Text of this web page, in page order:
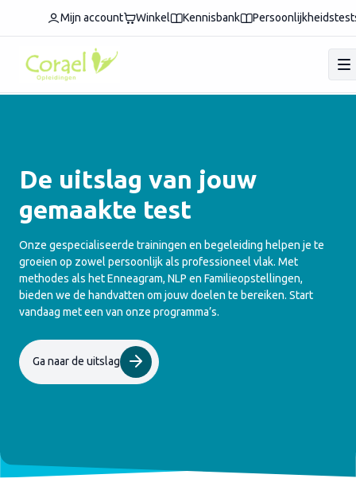
Mijn account Winkel Kennisbank
De uitslag van jouw
gemaakte test
Onze gespecialiseerde trainingen en begeleiding helpen je te
groeien op zowel persoonlijk als professioneel vlak. Met
methodes als het Enneagram, NLP en Familieopstellingen,
bieden we de handvatten om jouw doelen te bereiken. Start
vandaag met een van onze programma’s.
Ga naar de uitslag